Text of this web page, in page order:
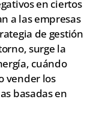
en ciertos
a las empresas
de gestión
surge la
cuándo
vender los
basadas en